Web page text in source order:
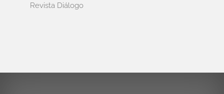
Revista Diálogo